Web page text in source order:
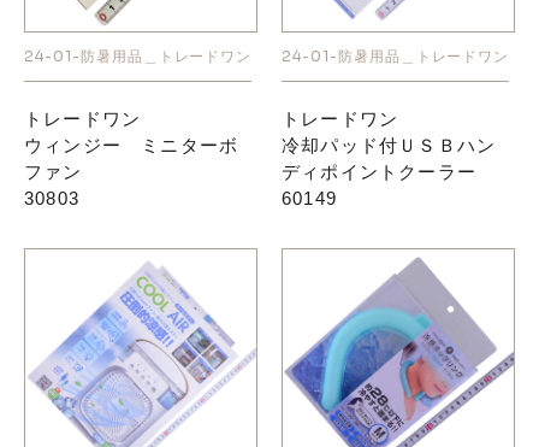
24-01-防暑用品＿トレードワン
トレードワン
ウィンジー ミニターボ
ファン
30803
24-01-防暑用品＿トレードワン
トレードワン
冷却パッド付ＵＳＢハン
ディポイントクーラー
60149